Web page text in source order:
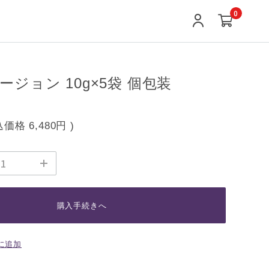
0
ジョン 10g×5袋 個包装
価格 6,480円 )
購入手続きへ
追加